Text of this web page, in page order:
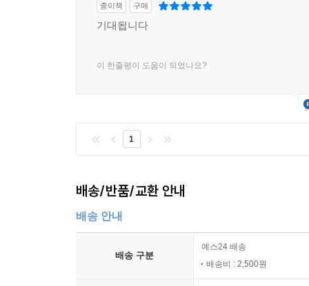
종이책 구매
기대됩니다
이 한줄평이 도움이 되었나요?
1
배송/반품/교환 안내
배송 안내
배송 구분
예스24 배송
배송비 : 2,500원